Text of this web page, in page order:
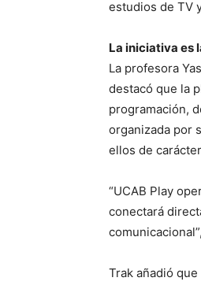
estudios de TV
La iniciativa es
La profesora
destacó que la
programación,
organizada por
ellos de
“UCAB Play
conectará
Trak añadió